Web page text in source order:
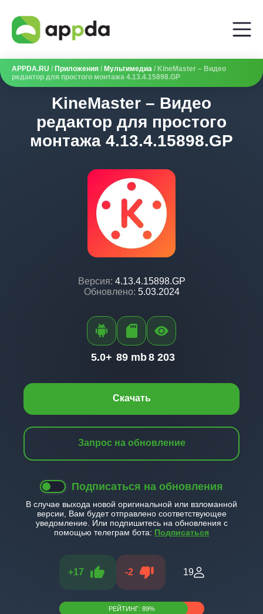
APPDA.RU / Приложения / Мультимедиа / KineMaster – Видео
редактор для простого монтажа 4.13.4.15898.GP
KineMaster – Видео
редактор для простого
монтажа 4.13.4.15898.GP
Версия: 4.13.4.15898.GP
Обновлено: 5.03.2024
Скачать
Запрос на обновление
Подписаться на обновления
В случае выхода новой оригинальной или взломанной
версии, Вам будет отправлено соответствующее
уведомление. Или подпишитесь на обновления с
помощью телеграм бота: Подписаться
+17 -2 19
РЕЙТИНГ: 89%
5.0+ 89 mb8 203